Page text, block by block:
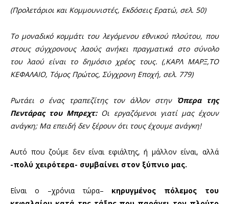
(Προλετάριοι και Κομμουνιστές, Εκδόσεις Ερατώ, σελ. 50)
Το μοναδικό κομμάτι του λεγόμενου εθνικού πλούτου, που
στους σύγχρονους λαούς ανήκει πραγματικά στο σύνολο
του λαού είναι το δημόσιο χρέος τους. (,ΚΑΡΛ ΜΑΡΞ,ΤΟ
ΚΕΦΑΛΑΙΟ, Τόμος Πρώτος, Σύγχρονη Εποχή, σελ. 779)
Ρωτάει ο ένας τραπεζίτης τον άλλον στην Όπερα της
Πεντάρας του Μπρεχτ: Οι εργαζόμενοι γιατί μας έχουν
ανάγκη; Μα επειδή δεν ξέρουν ότι τους έχουμε ανάγκη!
Αυτό που ζούμε δεν είναι εφιάλτης, ή μάλλον είναι, αλλά
-πολύ χειρότερα- συμβαίνει στον ξύπνιο μας.
Είναι ο –χρόνια τώρα– κηρυγμένος πόλεμος του